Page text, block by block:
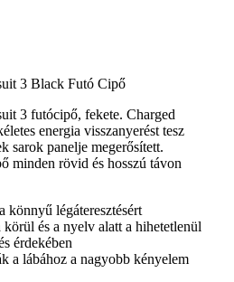
3 Black Futó Cipő
3 futócipő, fekete. Charged
energia visszanyerést tesz
sarok panelje megerősített.
minden rövid és hosszú távon
könnyű légáteresztésért
és a nyelv alatt a hihetetlenül
érdekében
a lábához a nagyobb kényelem